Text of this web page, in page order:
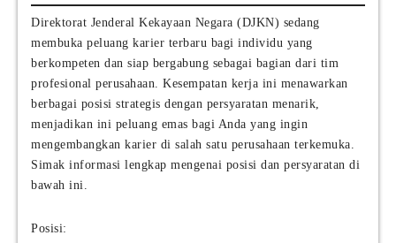
Direktorat Jenderal Kekayaan Negara (DJKN) sedang
membuka peluang karier terbaru bagi individu yang
berkompeten dan siap bergabung sebagai bagian dari tim
profesional perusahaan. Kesempatan kerja ini menawarkan
berbagai posisi strategis dengan persyaratan menarik,
menjadikan ini peluang emas bagi Anda yang ingin
mengembangkan karier di salah satu perusahaan terkemuka.
Simak informasi lengkap mengenai posisi dan persyaratan di
bawah ini.
Posisi: